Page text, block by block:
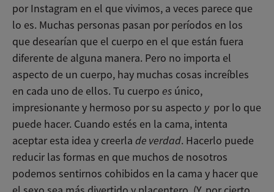
por Instagram en el que vivimos, a veces parece que
lo es. Muchas personas pasan por períodos en los
que desearían que el cuerpo en el que están fuera
diferente de alguna manera. Pero no importa el
aspecto de un cuerpo, hay muchas cosas increíbles
en cada uno de ellos. Tu cuerpo es único,
impresionante y hermoso por su aspecto y por lo que
puede hacer. Cuando estés en la cama, intenta
aceptar esta idea y creerla de verdad. Hacerlo puede
reducir las formas en que muchos de nosotros
podemos sentirnos cohibidos en la cama y hacer que